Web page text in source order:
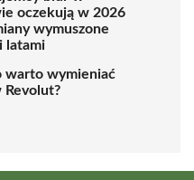
oczekują w 2026
wymuszone
latami
warto wymieniać